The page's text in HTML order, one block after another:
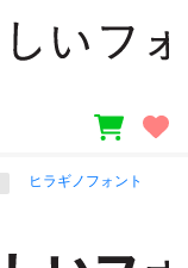
ヒラギノフォント